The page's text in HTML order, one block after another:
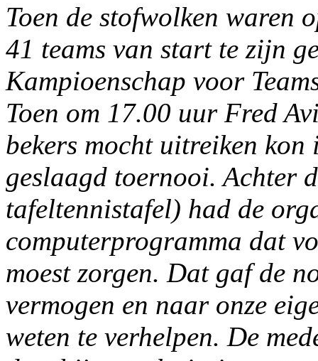
Toen de stofwolken waren
41 teams van start te zijn
Kampioenschap voor
Toen om 17.00 uur Fred
bekers mocht uitreiken kon
geslaagd toernooi. Achter
tafeltennistafel) had de
computerprogramma dat
moest zorgen. Dat gaf de
vermogen en naar onze
weten te verhelpen. De